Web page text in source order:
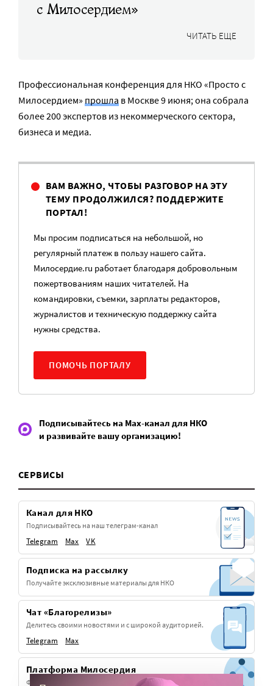
с Милосердием»
ЧИТАТЬ ЕЩЕ
Профессиональная конференция для НКО «Просто с
Милосердием» прошла в Москве 9 июня; она собрала
более 200 экспертов из некоммерческого сектора,
бизнеса и медиа.
ВАМ ВАЖНО, ЧТОБЫ РАЗГОВОР НА ЭТУ
ТЕМУ ПРОДОЛЖИЛСЯ? ПОДДЕРЖИТЕ
ПОРТАЛ!
Мы просим подписаться на небольшой, но
регулярный платеж в пользу нашего сайта.
Милосердие.ru работает благодаря добровольным
пожертвованиям наших читателей. На
командировки, съемки, зарплаты редакторов,
журналистов и техническую поддержку сайта
нужны средства.
ПОМОЧЬ ПОРТАЛУ
Подписывайтесь на Max-канал для НКО
и развивайте вашу организацию!
СЕРВИСЫ
Канал для НКО
Подписывайтесь на наш телеграм-канал
Telegram Max VK
Подписка на рассылку
Получайте эксклюзивные материалы для НКО
Чат «Благорелизы»
Делитесь своими новостями и с широкой аудиторией.
Telegram Max
Платформа Милосердия
Фандрайзинг для церковных НКО